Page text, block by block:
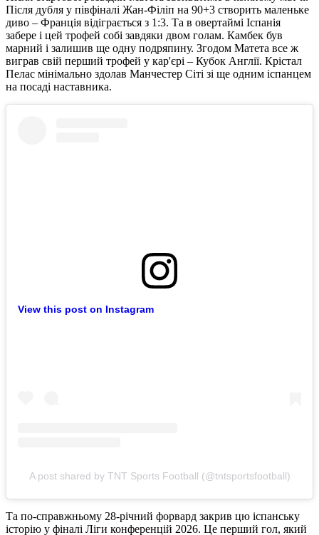
Після дубля у півфіналі Жан-Філіп на 90+3 створить маленьке
диво – Франція відіграється з 1:3. Та в овертаймі Іспанія
забере і цей трофей собі завдяки двом голам. Камбек був
марний і залишив ще одну подряпину. Згодом Матета все ж
виграв свій перший трофей у кар'єрі – Кубок Англії. Крістал
Пелас мінімально здолав Манчестер Сіті зі ще одним іспанцем
на посаді наставника.
View this post on Instagram
A post shared by TNT Sports Football (@tntsportsfootball)
Та по-справжньому 28-річний форвард закрив цю іспанську
історію у фіналі Ліги конференцій 2026. Це перший гол, який